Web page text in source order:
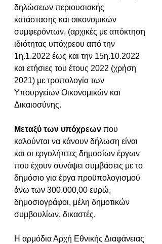
δηλώσεων περιουσιακής
κατάστασης και οικονομικών
συμφερόντων, (αρχικές με απόκτηση
ιδιότητας υπόχρεου από την
1η.1.2022 έως και την 15η.10.2022
και ετήσιες του έτους 2022 (χρήση
2021) με τροπολογία των
Υπουργείων Οικονομικών και
Δικαιοσύνης.
Μεταξύ των υπόχρεων που
καλούνται να κάνουν δήλωση είναι
και οι εργολήπτες δημοσίων έργων
που έχουν συνάψει συμβάσεις με το
δημόσιο για έργα προϋπολογισμού
άνω των 300.000,00 ευρώ,
δημοσιογράφοι, μέλη δημοτικών
συμβουλίων, δικαστές.
Η αρμόδια Αρχή Εθνικής Διαφάνειας